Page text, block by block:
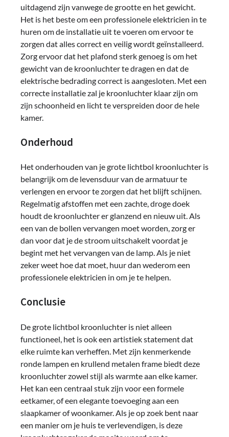
uitdagend zijn vanwege de grootte en het gewicht.
Het is het beste om een ​​professionele elektricien in te
huren om de installatie uit te voeren om ervoor te
zorgen dat alles correct en veilig wordt geïnstalleerd.
Zorg ervoor dat het plafond sterk genoeg is om het
gewicht van de kroonluchter te dragen en dat de
elektrische bedrading correct is aangesloten. Met een
correcte installatie zal je kroonluchter klaar zijn om
zijn schoonheid en licht te verspreiden door de hele
kamer.
Onderhoud
Het onderhouden van je grote lichtbol kroonluchter is
belangrijk om de levensduur van de armatuur te
verlengen en ervoor te zorgen dat het blijft schijnen.
Regelmatig afstoffen met een zachte, droge doek
houdt de kroonluchter er glanzend en nieuw uit. Als
een van de bollen vervangen moet worden, zorg er
dan voor dat je de stroom uitschakelt voordat je
begint met het vervangen van de lamp. Als je niet
zeker weet hoe dat moet, huur dan wederom een ​​
professionele elektricien in om je te helpen.
Conclusie
De grote lichtbol kroonluchter is niet alleen
functioneel, het is ook een artistiek statement dat
elke ruimte kan verheffen. Met zijn kenmerkende
ronde lampen en krullend metalen frame biedt deze
kroonluchter zowel stijl als warmte aan elke kamer.
Het kan een centraal stuk zijn voor een formele
eetkamer, of een elegante toevoeging aan een
slaapkamer of woonkamer. Als je op zoek bent naar
een manier om je huis te verlevendigen, is deze